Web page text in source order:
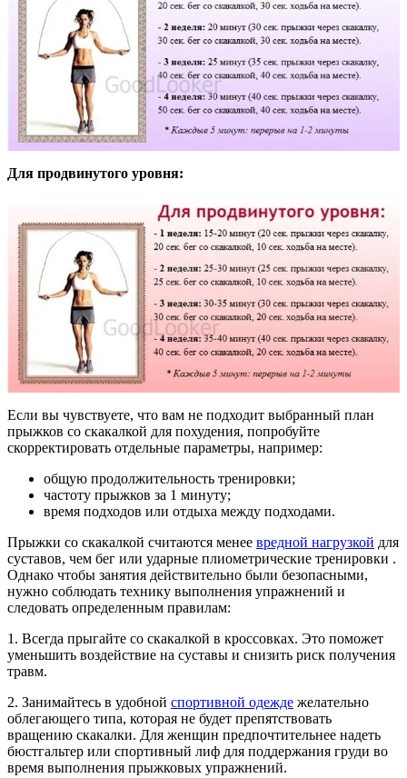
Для продвинутого уровня:
Если вы чувствуете, что вам не подходит выбранный план
прыжков со скакалкой для похудения, попробуйте
скорректировать отдельные параметры, например:
общую продолжительность тренировки;
частоту прыжков за 1 минуту;
время подходов или отдыха между подходами.
Прыжки со скакалкой считаются менее вредной нагрузкой для
суставов, чем бег или ударные плиометрические тренировки .
Однако чтобы занятия действительно были безопасными,
нужно соблюдать технику выполнения упражнений и
следовать определенным правилам:
1. Всегда прыгайте со скакалкой в кроссовках. Это поможет
уменьшить воздействие на суставы и снизить риск получения
травм.
2. Занимайтесь в удобной спортивной одежде желательно
облегающего типа, которая не будет препятствовать
вращению скакалки. Для женщин предпочтительнее надеть
бюстгальтер или спортивный лиф для поддержания груди во
время выполнения прыжковых упражнений.